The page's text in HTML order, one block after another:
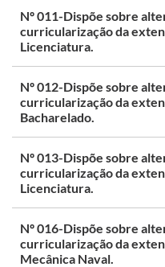
Nº 011-Dispõe sobre
curricularização da
Licenciatura.
Nº 012-Dispõe sobre
curricularização da
Bacharelado.
Nº 013-Dispõe sobre
curricularização da
Licenciatura.
Nº 016-Dispõe sobre
curricularização da
Mecânica Naval.